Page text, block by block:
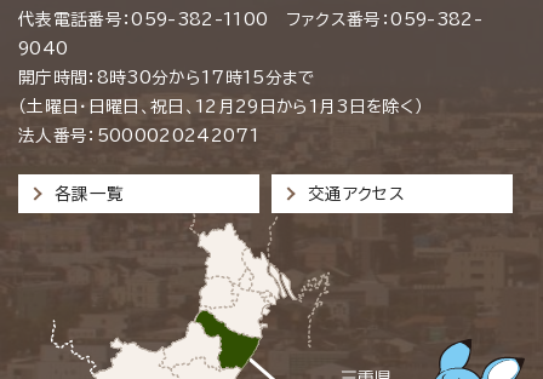
代表電話番号：059-382-1100 ファクス番号：059-382-
9040
開庁時間：8時30分から17時15分まで
（土曜日・日曜日、祝日、12月29日から1月3日を除く）
法人番号：5000020242071
各課一覧 交通アクセス